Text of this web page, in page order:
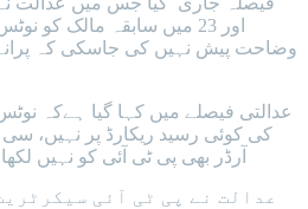
اور 23 میں سابقہ مالک
وضاحت پیش نہیں کی جاسکی کہ
عدالتی فیصلے میں کہا گیا ہےکہ
کی کوئی رسید ریکارڈ پر نہیں،
عدالت نے پی ٹی آئی